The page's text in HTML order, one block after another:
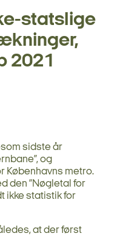
statslige
2021
sidste år
og
Københavns metro.
den ”Nøgletal for
ikke statistik for
at der først